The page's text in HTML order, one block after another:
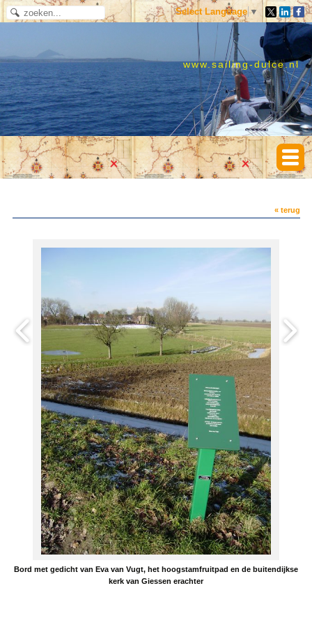
Select Language ▼
www.sailing-dulce.nl
« terug
Bord met gedicht van Eva van Vugt, het hoogstamfruitpad en de buitendijkse
kerk van Giessen erachter